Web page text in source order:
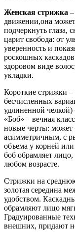
Женская стрижка
движении,она
подчеркнуть глаза,
царит свобода: от
уверенность и
роскошных
здоровом виде
укладки.
Короткие стрижки –
бесчисленных
удлиненной челкой)
«Боб» – вечная
новые черты:
асимметричным, с
объема у корней
боб обрамляет
любом возрасте.
Стрижки на
золотая середина
удобством.
обрамляют лицо
Градуированные
внешних, придают